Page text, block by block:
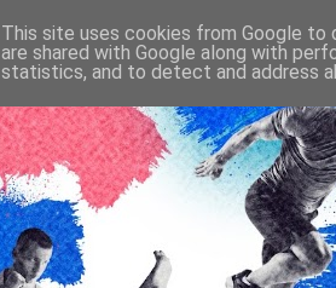
This site uses cookies from Google to
are shared with Google along with
statistics, and to detect and address